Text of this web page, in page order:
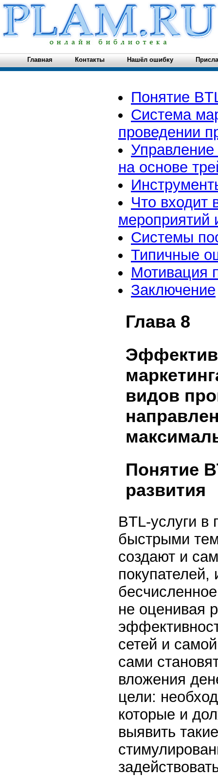
Главная Контакты Нашёл ошибку
Понятие
Система
проведении
на основе
Что входит
мероприятий
Системы
Типичные
Мотивация
Заключение
Глава 8
видов
Понятие
развития
BTL-услуги в
быстрыми
создают и
покупателей,
не оценивая
сетей и
сами
вложения
цели:
которые и
выявить